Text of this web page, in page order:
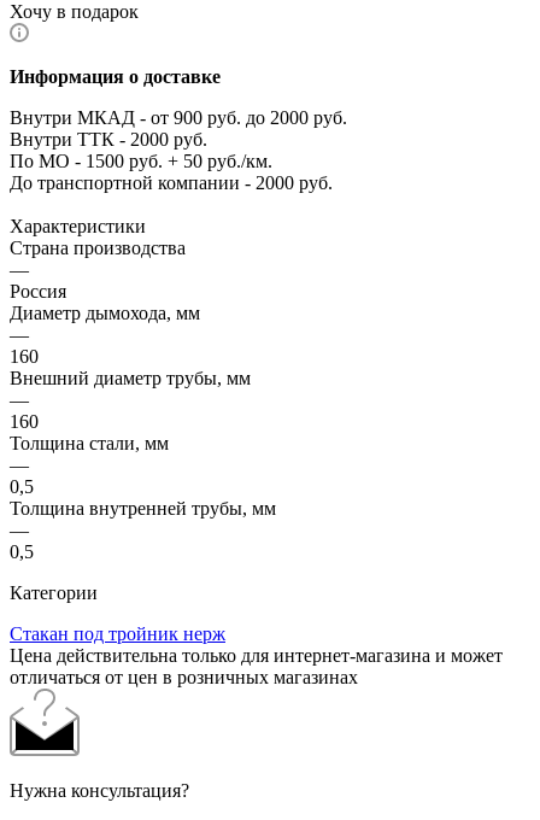
Хочу в подарок
Информация о доставке
Внутри МКАД - от 900 руб. до 2000 руб.
Внутри ТТК - 2000 руб.
По МО - 1500 руб. + 50 руб./км.
До транспортной компании - 2000 руб.
Характеристики
Страна производства
—
Россия
Диаметр дымохода, мм
—
160
Внешний диаметр трубы, мм
—
160
Толщина стали, мм
—
0,5
Толщина внутренней трубы, мм
—
0,5
Категории
Стакан под тройник нерж
Цена действительна только для интернет-магазина и может
отличаться от цен в розничных магазинах
Нужна консультация?